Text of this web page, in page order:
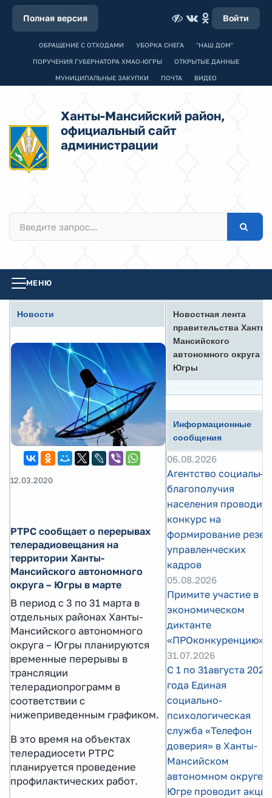
Полная версия Войти
ОБРАЩЕНИЕ С ОТХОДАМИ УБОРКА СНЕГА "НАШ ДОМ"
ПОРУЧЕНИЯ ГУБЕРНАТОРА ХМАО-ЮГРЫ ОТКРЫТЫЕ ДАННЫЕ
МУНИЦИПАЛЬНЫЕ ЗАКУПКИ ПОЧТА ВИДЕО
Ханты-Мансийский район,
официальный сайт
администрации
МЕНЮ
Новости
12.03.2020
РТРС сообщает о перерывах
телерадиовещания на
территории Ханты-
Мансийского автономного
округа – Югры в марте
В период с 3 по 31 марта в
отдельных районах Ханты-
Мансийского автономного
округа – Югры планируются
временные перерывы в
трансляции
телерадиопрограмм в
соответствии с
нижеприведенным графиком.
В это время на объектах
телерадиосети РТРС
планируется проведение
профилактических работ.
Новостная лента
правительства Ханты-
Мансийского
автономного округа -
Югры
Информационные
сообщения
06.08.2026
Агентство
благополучия
населения проводит
конкурс на
формирование
управленческих
кадров
05.08.2026
Примите участие в
экономическом
диктанте
«ПРОконкуренцию»!
31.07.2026
С 1 по 31августа 2026
года Единая
социально-
психологическая
служба «Телефон
доверия» в Ханты-
Мансийском
автономном округе –
Югре проводит